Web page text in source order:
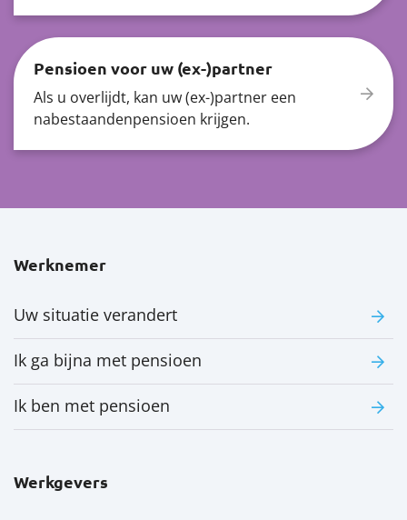
Pensioen voor uw (ex-)partner
Als u overlijdt, kan uw (ex-)partner een
nabestaandenpensioen krijgen.
Werknemer
Uw situatie verandert
Ik ga bijna met pensioen
Ik ben met pensioen
Werkgevers